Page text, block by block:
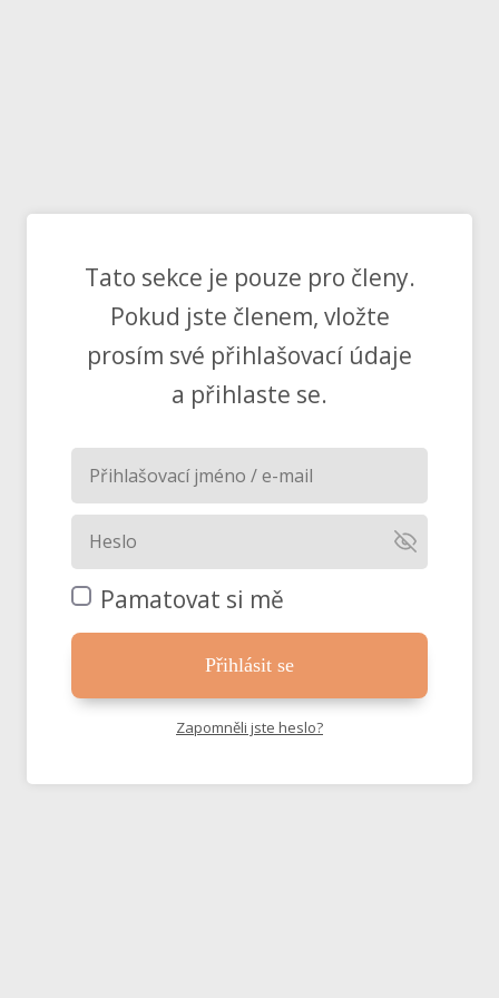
Tato sekce je pouze pro členy.
Pokud jste členem, vložte
prosím své přihlašovací údaje
a přihlaste se.
Pamatovat si mě
Přihlásit se
Zapomněli jste heslo?